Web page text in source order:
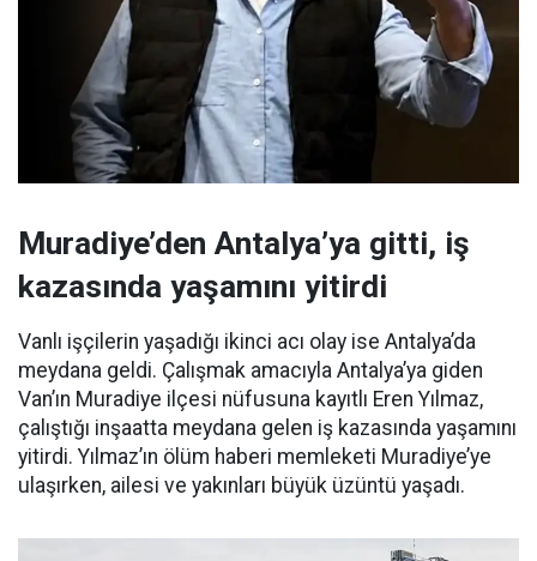
Muradiye’den Antalya’ya gitti, iş
kazasında yaşamını yitirdi
Vanlı işçilerin yaşadığı ikinci acı olay ise Antalya’da
meydana geldi. Çalışmak amacıyla Antalya’ya giden
Van’ın Muradiye ilçesi nüfusuna kayıtlı Eren Yılmaz,
çalıştığı inşaatta meydana gelen iş kazasında yaşamını
yitirdi. Yılmaz’ın ölüm haberi memleketi Muradiye’ye
ulaşırken, ailesi ve yakınları büyük üzüntü yaşadı.